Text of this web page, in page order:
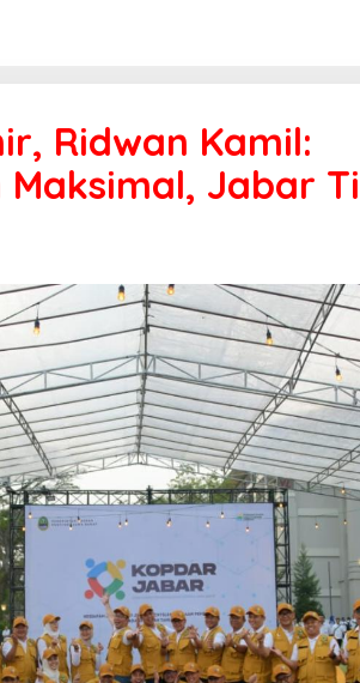
Ridwan Kamil:
Maksimal, Jabar